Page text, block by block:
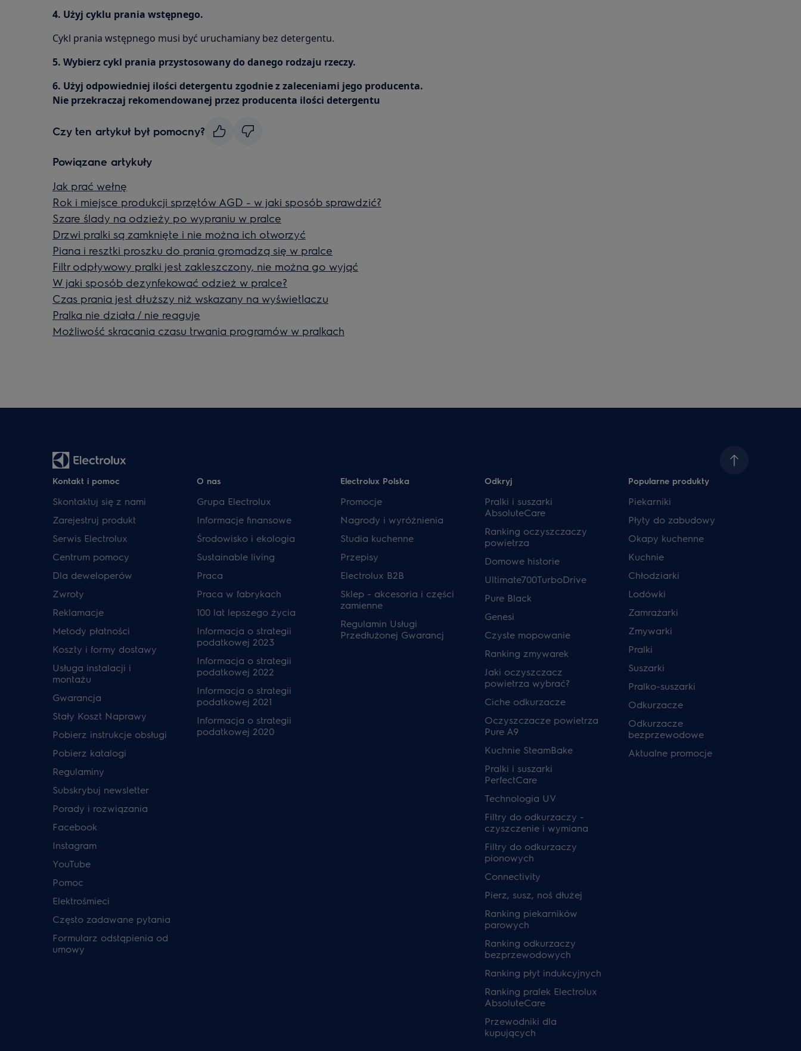
4. Użyj cyklu prania wstępnego.
Cykl prania wstępnego musi być uruchamiany bez detergentu.
5. Wybierz cykl prania przystosowany do danego rodzaju rzeczy.
6. Użyj odpowiedniej ilości detergentu zgodnie z zaleceniami jego producenta.
Nie przekraczaj rekomendowanej przez producenta ilości detergentu
Czy ten artykuł był pomocny?
Powiązane artykuły
Jak prać wełnę
Rok i miejsce produkcji sprzętów AGD - w jaki sposób sprawdzić?
Szare ślady na odzieży po wypraniu w pralce
Drzwi pralki są zamknięte i nie można ich otworzyć
Piana i resztki proszku do prania gromadzą się w pralce
Filtr odpływowy pralki jest zakleszczony, nie można go wyjąć
W jaki sposób dezynfekować odzież w pralce?
Czas prania jest dłuższy niż wskazany na wyświetlaczu
Pralka nie działa / nie reaguje
Możliwość skracania czasu trwania programów w pralkach
Kontakt i pomoc
Skontaktuj się z nami
Zarejestruj produkt
Serwis Electrolux
Centrum pomocy
Dla deweloperów
Zwroty
Reklamacje
Metody płatności
Koszty i formy dostawy
Usługa instalacji i
montażu
Gwarancja
Stały Koszt Naprawy
Pobierz instrukcje obsługi
Pobierz katalogi
Regulaminy
Subskrybuj newsletter
Porady i rozwiązania
Facebook
Instagram
YouTube
Pomoc
Elektrośmieci
Często zadawane pytania
Formularz odstąpienia od
umowy
O nas
Grupa Electrolux
Informacje finansowe
Środowisko i ekologia
Sustainable living
Praca
Praca w fabrykach
100 lat lepszego życia
Informacja o strategii
podatkowej 2023
Informacja o strategii
podatkowej 2022
Informacja o strategii
podatkowej 2021
Informacja o strategii
podatkowej 2020
Electrolux Polska
Promocje
Nagrody i wyróżnienia
Studia kuchenne
Przepisy
Electrolux B2B
Sklep - akcesoria i części
zamienne
Regulamin Usługi
Przedłużonej Gwarancj
Odkryj
Pralki i suszarki
AbsoluteCare
Ranking oczyszczaczy
powietrza
Domowe historie
Ultimate700TurboDrive
Pure Black
Genesi
Czyste mopowanie
Ranking zmywarek
Jaki oczyszczacz
powietrza wybrać?
Ciche odkurzacze
Oczyszczacze powietrza
Pure A9
Kuchnie SteamBake
Pralki i suszarki
PerfectCare
Technologia UV
Filtry do odkurzaczy -
czyszczenie i wymiana
Filtry do odkurzaczy
pionowych
Connectivity
Pierz, susz, noś dłużej
Ranking piekarników
parowych
Ranking odkurzaczy
bezprzewodowych
Ranking płyt indukcyjnych
Ranking pralek Electrolux
AbsoluteCare
Przewodniki dla
kupujących
Popularne produkty
Piekarniki
Płyty do zabudowy
Okapy kuchenne
Kuchnie
Chłodziarki
Lodówki
Zamrażarki
Zmywarki
Pralki
Suszarki
Pralko-suszarki
Odkurzacze
Odkurzacze
bezprzewodowe
Aktualne promocje